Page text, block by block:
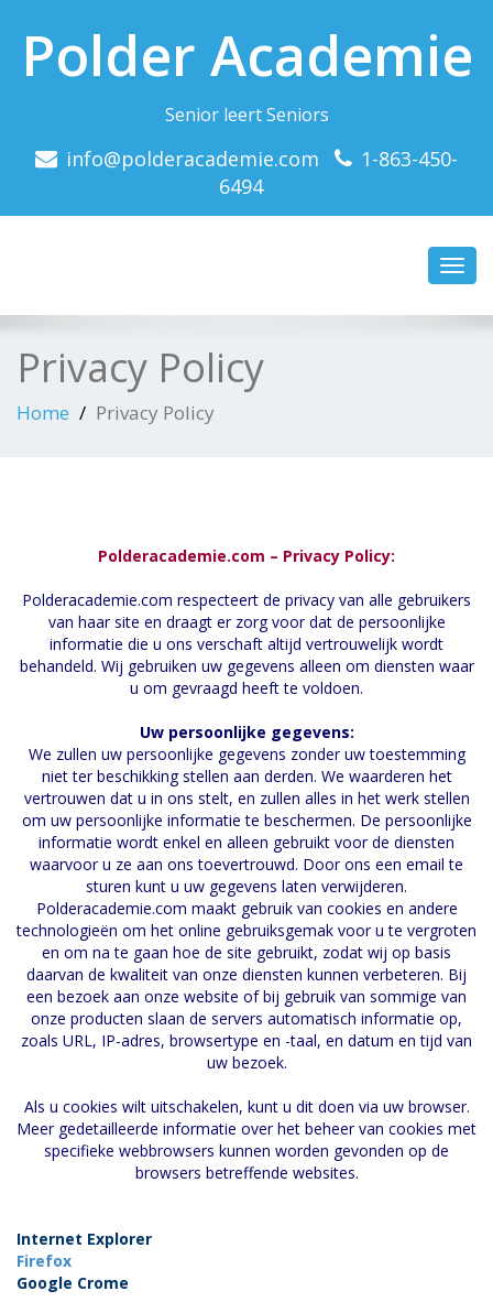
Polder Academie
Senior leert Seniors
info@polderacademie.com
1-863-450-
6494
Privacy Policy
Home Privacy Policy
Polderacademie.com – Privacy Policy:
Polderacademie.com respecteert de privacy van alle gebruikers
van haar site en draagt er zorg voor dat de persoonlijke
informatie die u ons verschaft altijd vertrouwelijk wordt
behandeld. Wij gebruiken uw gegevens alleen om diensten waar
u om gevraagd heeft te voldoen.
Uw persoonlijke gegevens:
We zullen uw persoonlijke gegevens zonder uw toestemming
niet ter beschikking stellen aan derden. We waarderen het
vertrouwen dat u in ons stelt, en zullen alles in het werk stellen
om uw persoonlijke informatie te beschermen. De persoonlijke
informatie wordt enkel en alleen gebruikt voor de diensten
waarvoor u ze aan ons toevertrouwd. Door ons een email te
sturen kunt u uw gegevens laten verwijderen.
Polderacademie.com maakt gebruik van cookies en andere
technologieën om het online gebruiksgemak voor u te vergroten
en om na te gaan hoe de site gebruikt, zodat wij op basis
daarvan de kwaliteit van onze diensten kunnen verbeteren. Bij
een bezoek aan onze website of bij gebruik van sommige van
onze producten slaan de servers automatisch informatie op,
zoals URL, IP-adres, browsertype en -taal, en datum en tijd van
uw bezoek.
Als u cookies wilt uitschakelen, kunt u dit doen via uw browser.
Meer gedetailleerde informatie over het beheer van cookies met
specifieke webbrowsers kunnen worden gevonden op de
browsers betreffende websites.
Internet Explorer
Firefox
Google Crome